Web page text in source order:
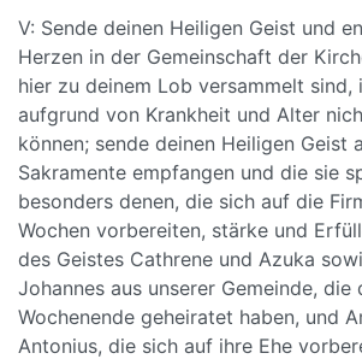
V: Sende deinen Heiligen Geist und
Herzen in der Gemeinschaft der
hier zu deinem Lob versammelt sind,
aufgrund von Krankheit und Alter
können; sende deinen Heiligen Geist
Sakramente empfangen und die sie
besonders denen, die sich auf die
Wochen vorbereiten, stärke und
des Geistes Cathrene und Azuka
Johannes aus unserer Gemeinde, die
Wochenende geheiratet haben, und
Antonius, die sich auf ihre Ehe